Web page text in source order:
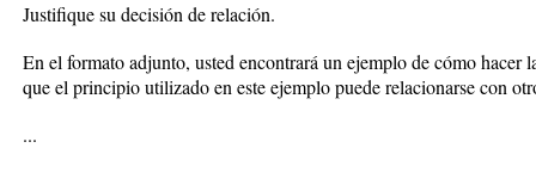
Justifique su decisión de relación.
En el formato adjunto, usted encontrará un ejemplo de cómo hacer
que el principio utilizado en este ejemplo puede relacionarse con
...